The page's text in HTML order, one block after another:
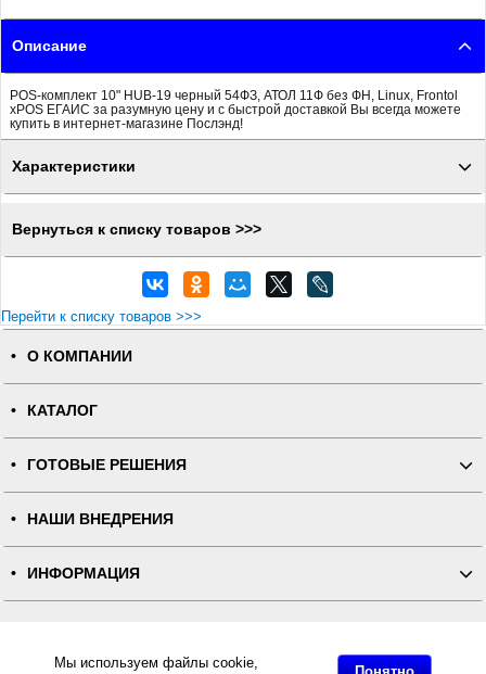
Понятно
Мы используем файлы cookie,
Описание
POS-комплект 10" HUB-19 черный 54ФЗ, АТОЛ 11Ф без ФН, Linux, Frontol
xPOS ЕГАИС за разумную цену и с быстрой доставкой Вы всегда можете
купить в интернет-магазине Послэнд!
Характеристики
Вернуться к списку товаров >>>
Перейти к списку товаров >>>
О КОМПАНИИ
КАТАЛОГ
ГОТОВЫЕ РЕШЕНИЯ
НАШИ ВНЕДРЕНИЯ
ИНФОРМАЦИЯ